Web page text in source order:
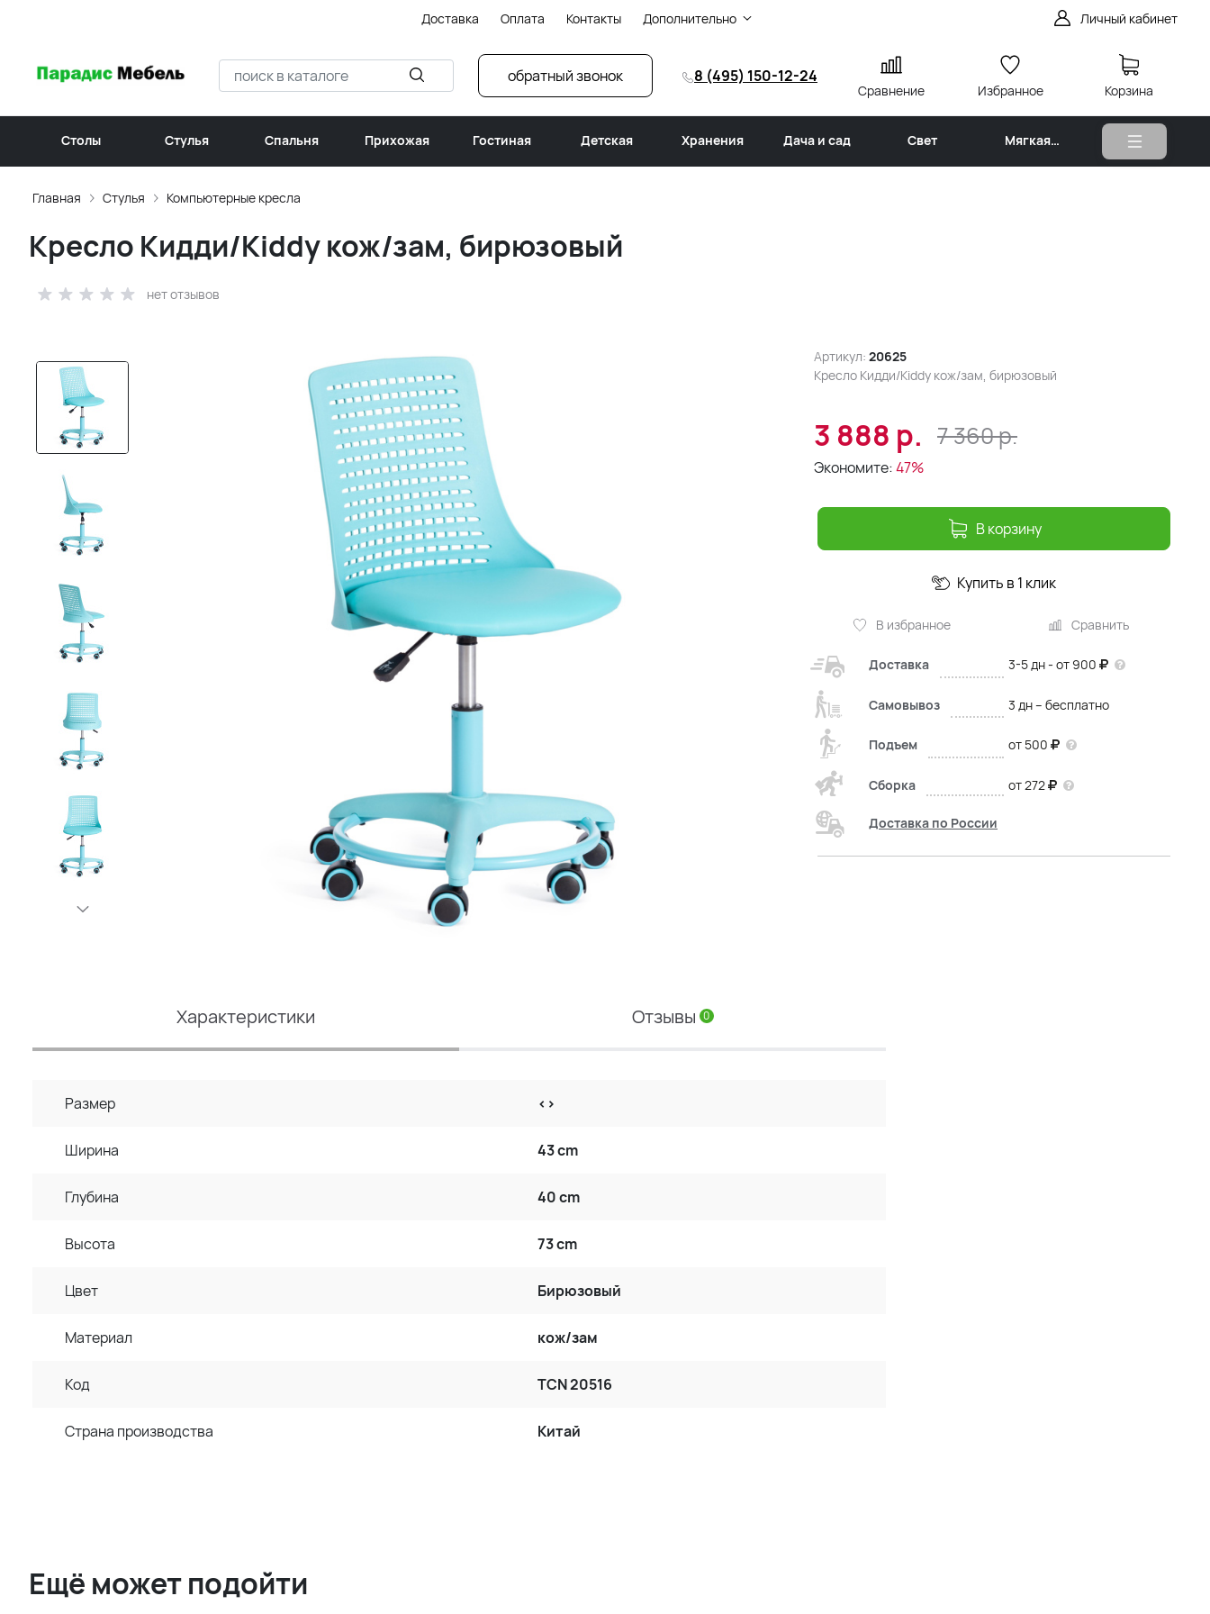
Доставка Оплата Контакты Дополнительно Личный кабинет
обратный звонок 8 (495) 150-12-24
Сравнение Избранное Корзина
Столы Стулья Спальня Прихожая Гостиная Детская Хранения Дача и сад Свет
Мягкая
Главная Стулья Компьютерные кресла
Кресло Кидди/Kiddy кож/зам, бирюзовый
нет отзывов
Артикул: 20625
Кресло Кидди/Kiddy кож/зам, бирюзовый
3 888 р. 7 360р.
Экономите:47%
В корзину
В избранное Сравнить
Купить в 1 клик
Доставка 3-5 дн - от 900
Самовывоз 3 дн – бесплатно
Подъем от 500
Сборка от 272
Доставка по России
Характеристики Отзывы 0
Размер <>
Ширина 43 cm
Глубина 40 cm
Высота 73 cm
Цвет Бирюзовый
Материал кож/зам
Код TCN 20516
Страна производства Китай
Ещё может подойти